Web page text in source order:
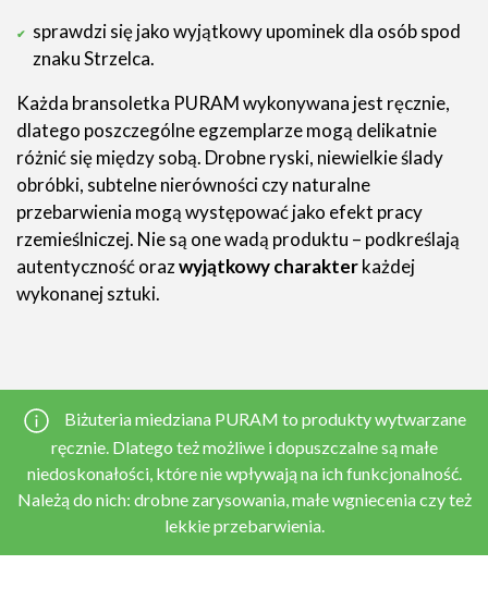
sprawdzi się jako wyjątkowy upominek dla osób spod
znaku Strzelca.
Każda bransoletka PURAM wykonywana jest ręcznie,
dlatego poszczególne egzemplarze mogą delikatnie
różnić się między sobą. Drobne ryski, niewielkie ślady
obróbki, subtelne nierówności czy naturalne
przebarwienia mogą występować jako efekt pracy
rzemieślniczej. Nie są one wadą produktu – podkreślają
autentyczność orazwyjątkowy charakterkażdej
wykonanej sztuki.
Biżuteria miedziana PURAM to produkty wytwarzane
ręcznie. Dlatego też możliwe i dopuszczalne są małe
niedoskonałości, które nie wpływają na ich funkcjonalność.
Należą do nich: drobne zarysowania, małe wgniecenia czy też
lekkie przebarwienia.